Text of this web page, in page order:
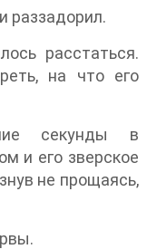
раззадорил.
расстаться.
на что его
секунды в
и его зверское
не прощаясь,